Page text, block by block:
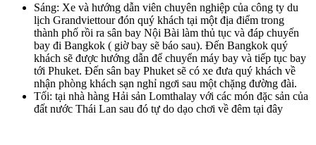
Sáng: Xe và hướng dẫn viên chuyên nghiệp của công ty du
lịch Grandviettour đón quý khách tại một địa điểm trong
thành phố rồi ra sân bay Nội Bài làm thủ tục và đáp chuyến
bay đi Bangkok ( giờ bay sẽ báo sau). Đến Bangkok quý
khách sẽ được hướng dẫn để chuyển máy bay và tiếp tục bay
tới Phuket. Đến sân bay Phuket sẽ có xe đưa quý khách về
nhận phòng khách sạn nghỉ ngơi sau một chặng đường đài.
Tối: tại nhà hàng Hải sản Lomthalay với các món đặc sản của
đất nước Thái Lan sau đó tự do dạo chơi về đêm tại đây